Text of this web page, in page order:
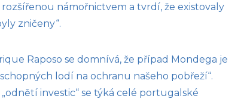
námořnictvem a tvrdí, že existovaly
zničeny“.
Raposo se domnívá, že případ Mondega je
lodí na ochranu našeho pobřeží“.
investic“ se týká celé portugalské